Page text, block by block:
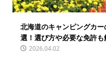
北海道のキャンピングカ
選！選び方や必要な免許も
2026.04.02